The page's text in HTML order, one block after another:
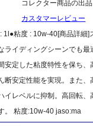
コレクター商品の出
カスタマーレビュー
1l●粘度 : 10w-40[商品詳細]
ライディングシーンでも最
安定した粘度特性を保ち、
断安定性能を実現。また、
イレベルに抑制。高回転、
。 粘度:10w-40 jaso:ma